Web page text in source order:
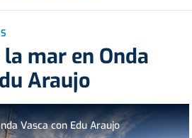
mar en Onda
Araujo
Vasca con Edu Araujo